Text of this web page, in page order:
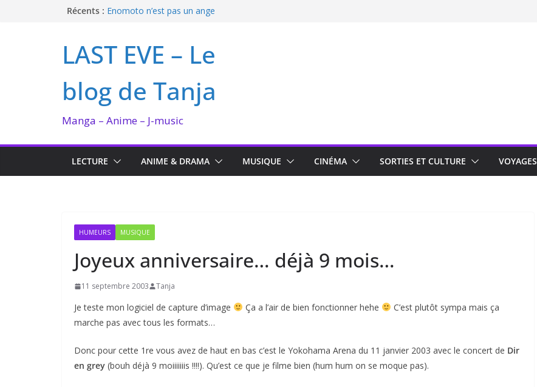
Récents : Enomoto n’est pas un ange
Ma collection BANANA FISH
I’m not in love de Zeniko Sumiya
LAST EVE – Le
blog de Tanja
Manga – Anime – J-music
LECTURE ANIME & DRAMA MUSIQUE CINÉMA SORTIES ET CULTURE VOYAGES
HUMEURS MUSIQUE
Joyeux anniversaire… déjà 9 mois…
11 septembre 2003 Tanja
Je teste mon logiciel de capture d’image Ça a l’air de bien fonctionner hehe
C’est plutôt sympa mais ça
marche pas avec tous les formats…
Donc pour cette 1re vous avez de haut en bas c’est le Yokohama Arena du 11 janvier 2003 avec le concert de Dir
en grey (bouh déjà 9 moiiiiiiis !!!!). Qu’est ce que je filme bien (hum hum on se moque pas).